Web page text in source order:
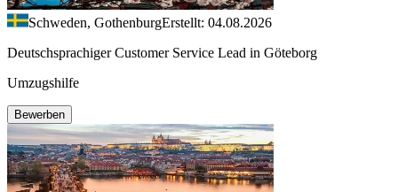
Schweden, GothenburgErstellt: 04.08.2026
Deutschsprachiger Customer Service Lead in Göteborg
Umzugshilfe
Bewerben